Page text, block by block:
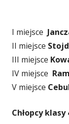
I miejsce
II miejsce
III miejsce
IV miejsce
V miejsce
Chłopcy klasy